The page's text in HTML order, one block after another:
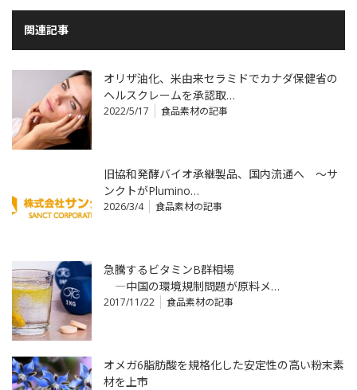
関連記事
オリザ油化、米由来セラミドでカナダ保健省の
ヘルスクレームを承認取…
2022/5/17 食品素材の記事
旧協和発酵バイオ承継製品、国内流通へ ～サ
ンクトがPlumino…
2026/3/4 食品素材の記事
急騰するビタミンB群相場
―中国の環境規制問題が原料メ…
2017/11/22 食品素材の記事
オメガ6脂肪酸を規格化した安定性の高い粉末素
材を上市